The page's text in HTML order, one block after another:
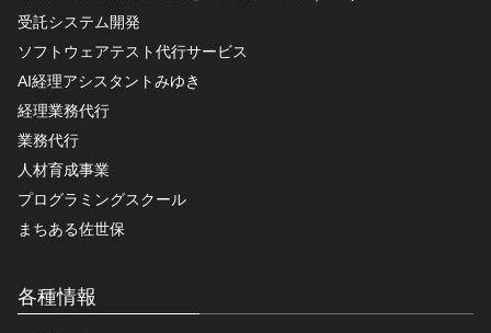
受託システム開発
ソフトウェアテスト代行サービス
AI経理アシスタントみゆき
経理業務代行
業務代行
人材育成事業
プログラミングスクール
まちある佐世保
各種情報